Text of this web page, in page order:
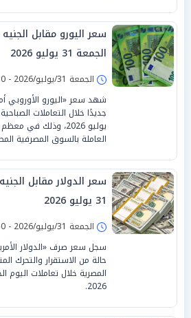
سعر اليورو مقابل
الجمعة 31 يوليو 2026
الجمعة 31/يوليو/2026 - 10:30 ص
شهد سعر «اليورو الأوروبي
يوليو 2026، وذلك في
العاملة بالسوق المصرفية
سعر الدولار مقابل
31 يوليو 2026
الجمعة 31/يوليو/2026 - 12:50 ص
سجل سعر صرف «الدولار
حالة من الاستقرار والتحرك
2026.